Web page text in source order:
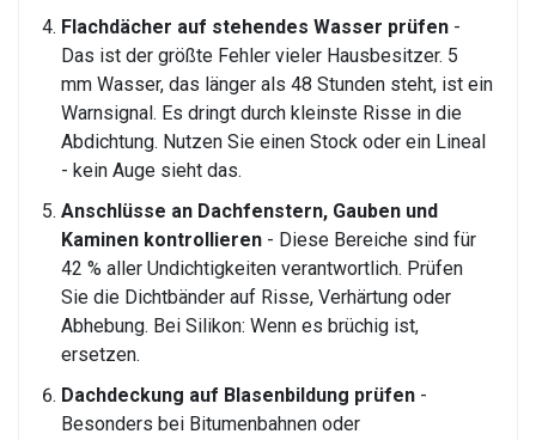
Flachdächer auf stehendes Wasser prüfen -
Das ist der größte Fehler vieler Hausbesitzer. 5
mm Wasser, das länger als 48 Stunden steht, ist ein
Warnsignal. Es dringt durch kleinste Risse in die
Abdichtung. Nutzen Sie einen Stock oder ein Lineal
- kein Auge sieht das.
Anschlüsse an Dachfenstern, Gauben und
Kaminen kontrollieren - Diese Bereiche sind für
42 % aller Undichtigkeiten verantwortlich. Prüfen
Sie die Dichtbänder auf Risse, Verhärtung oder
Abhebung. Bei Silikon: Wenn es brüchig ist,
ersetzen.
Dachdeckung auf Blasenbildung prüfen -
Besonders bei Bitumenbahnen oder